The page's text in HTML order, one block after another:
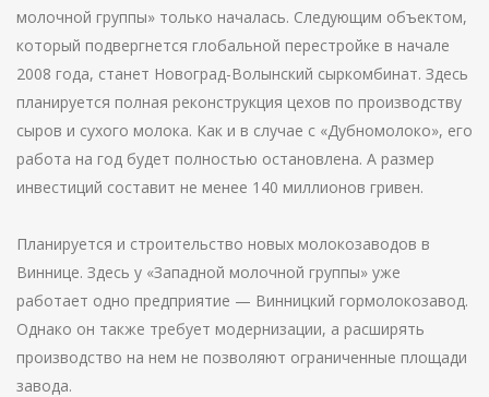
молочной группы» только началась. Следующим объектом,
который подвергнется глобальной перестройке в начале
2008 года, станет Новоград-Волынский сыркомбинат. Здесь
планируется полная реконструкция цехов по производству
сыров и сухого молока. Как и в случае с «Дубномолоко», его
работа на год будет полностью остановлена. А размер
инвестиций составит не менее 140 миллионов гривен.
Планируется и строительство новых молокозаводов в
Виннице. Здесь у «Западной молочной группы» уже
работает одно предприятие — Винницкий гормолокозавод.
Однако он также требует модернизации, а расширять
производство на нем не позволяют ограниченные площади
завода.